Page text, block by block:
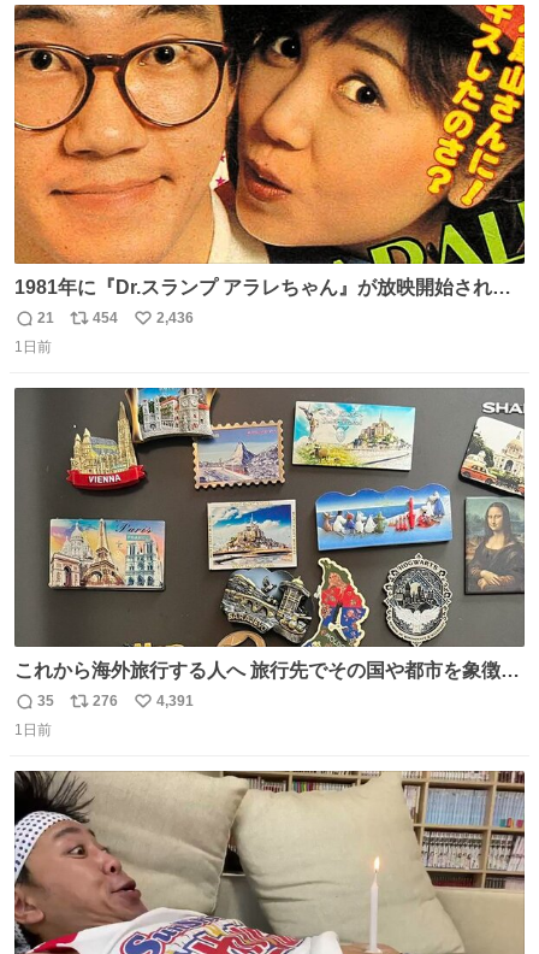
ト
数
数
1981年に『Dr.スランプ アラレちゃん』が放映開始された
直後の鳥山明さんと、小山茉美さんです。
返
信
21
リ
数
454
い
数
2,436
1日前
これから海外旅行する人へ 旅行先でその国や都市を象徴す
る マグネットを買って欲しい。 僕は交換留学してた1年間
で20カ国回ったけど、旅行先で必ずマグネットを買い、今
どそれぞれのマグネットを見る度に旅の思い出が鮮明によ
みがえります。
返
信
35
リ
ト
数
276
い
数
4,391
1日前